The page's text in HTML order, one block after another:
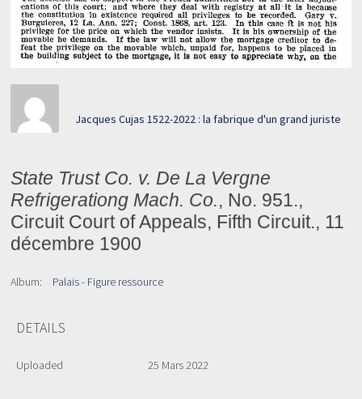
Jacques Cujas 1522-2022 : la fabrique d'un grand juriste
State Trust Co. v. De La Vergne
Refrigerationg Mach. Co., No. 951.,
Circuit Court of Appeals, Fifth Circuit., 11
décembre 1900
Album: Palais - Figure ressource
DETAILS
Uploaded 25 Mars 2022